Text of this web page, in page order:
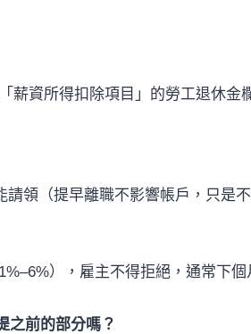
薪資所得扣除項目」的勞工退休金
領（提早離職不影響帳戶，只是
），雇主不得拒絕，通常下個
之前的部分嗎？